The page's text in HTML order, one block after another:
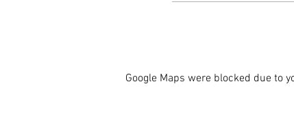
Google Maps were blocked due to